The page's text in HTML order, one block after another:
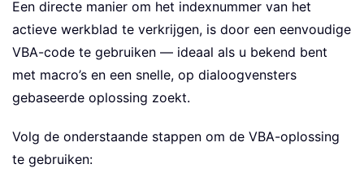
Een directe manier om het indexnummer van het
actieve werkblad te verkrijgen, is door een eenvoudige
VBA-code te gebruiken — ideaal als u bekend bent
met macro’s en een snelle, op dialoogvensters
gebaseerde oplossing zoekt.
Volg de onderstaande stappen om de VBA-oplossing
te gebruiken: